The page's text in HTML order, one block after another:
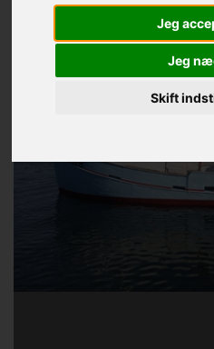
Jeg
Jeg
Skift